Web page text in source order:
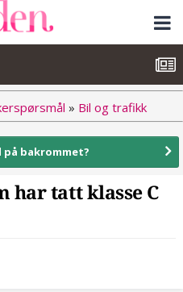
» Bil og trafikk
bakrommet?
har tatt klasse C